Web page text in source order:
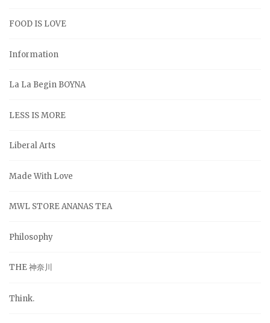
FOOD IS LOVE
Information
La La Begin BOYNA
LESS IS MORE
Liberal Arts
Made With Love
MWL STORE ANANAS TEA
Philosophy
THE 神奈川
Think.